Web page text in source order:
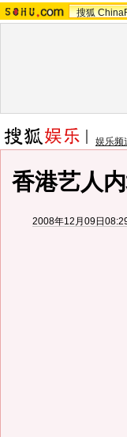
搜狐
娱乐频
香港艺人
2008年12月09日